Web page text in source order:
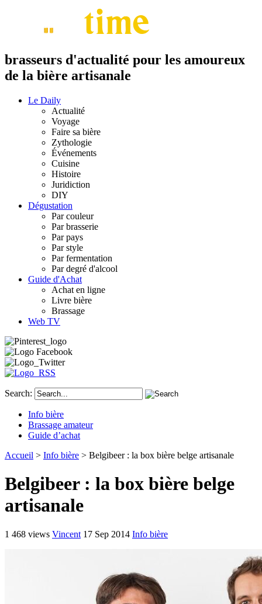
brasseurs d'actualité pour les amoureux
de la bière artisanale
Le Daily
Actualité
Voyage
Faire sa bière
Zythologie
Événements
Cuisine
Histoire
Juridiction
DIY
Dégustation
Par couleur
Par brasserie
Par pays
Par style
Par fermentation
Par degré d'alcool
Guide d'Achat
Achat en ligne
Livre bière
Brassage
Web TV
Search:
Info bière
Brassage amateur
Guide d’achat
Accueil > Info bière > Belgibeer : la box bière belge artisanale
Belgibeer : la box bière belge
artisanale
1 468 views Vincent 17 Sep 2014 Info bière